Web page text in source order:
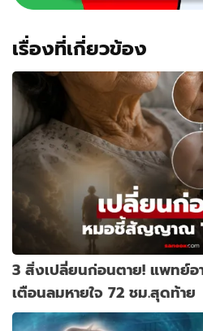
เรื่องที่เกี่ยวข้อง
3 สิ่งเปลี่ยนก่อนตาย! แพทย์อ
เตือนลมหายใจ 72 ชม.สุดท้าย